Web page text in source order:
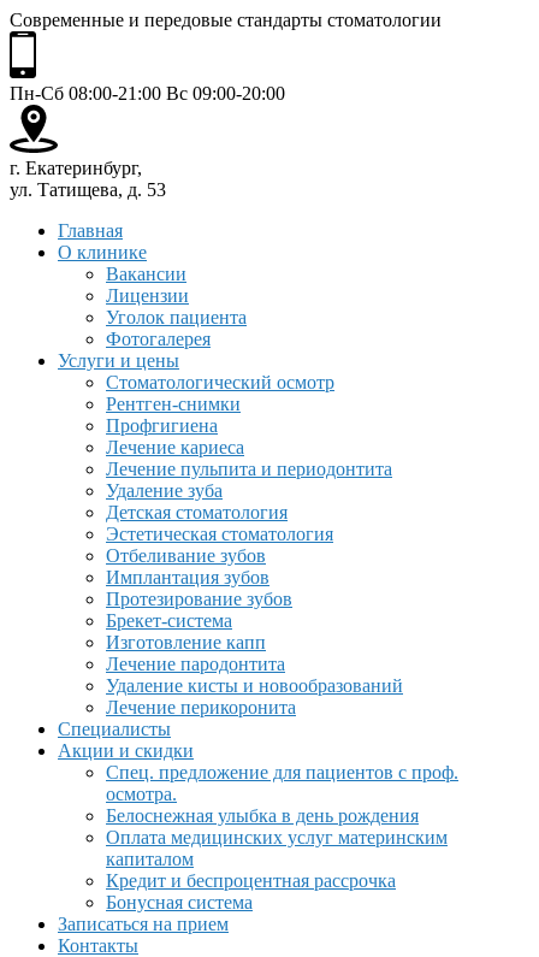
Современные и передовые стандарты стоматологии
Пн-Сб 08:00-21:00 Вс 09:00-20:00
г. Екатеринбург,
ул. Татищева, д. 53
Главная
О клинике
Вакансии
Лицензии
Уголок пациента
Фотогалерея
Услуги и цены
Стоматологический осмотр
Рентген-снимки
Профгигиена
Лечение кариеса
Лечение пульпита и периодонтита
Удаление зуба
Детская стоматология
Эстетическая стоматология
Отбеливание зубов
Имплантация зубов
Протезирование зубов
Брекет-система
Изготовление капп
Лечение пародонтита
Удаление кисты и новообразований
Лечение перикоронита
Специалисты
Акции и скидки
Спец. предложение для пациентов с проф.
осмотра.
Белоснежная улыбка в день рождения
Оплата медицинских услуг материнским
капиталом
Кредит и беспроцентная рассрочка
Бонусная система
Записаться на прием
Контакты